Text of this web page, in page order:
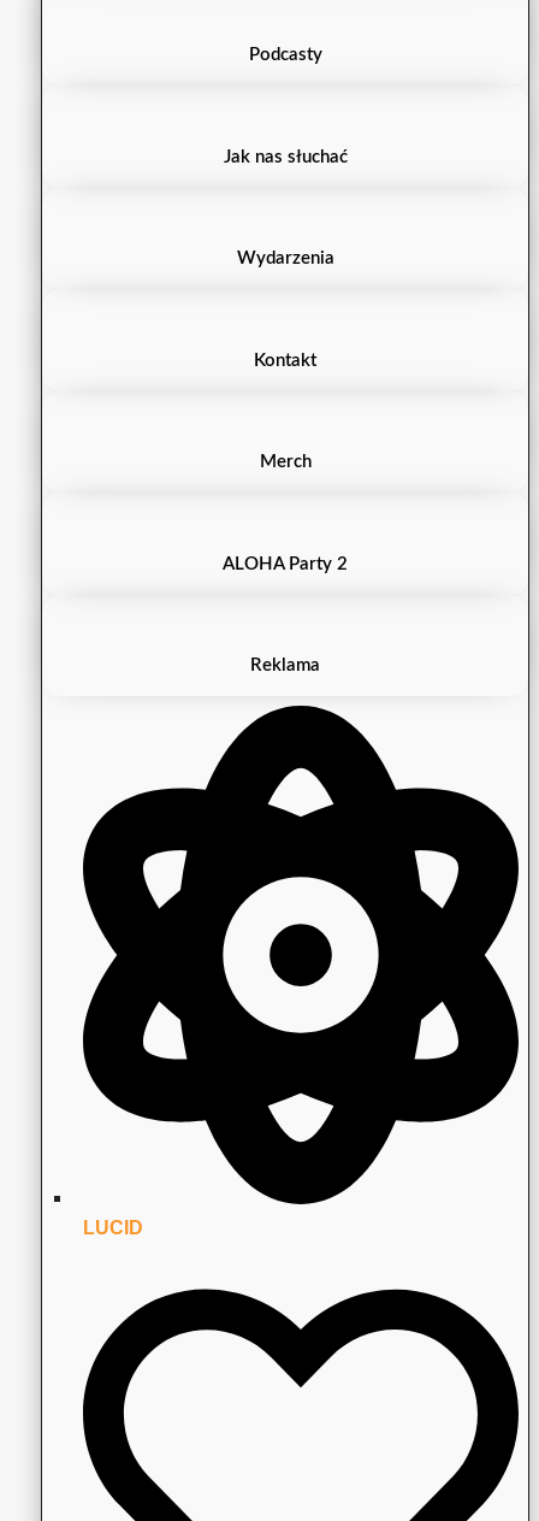
Podcasty
Jak nas słuchać
Wydarzenia
Kontakt
Merch
ALOHA Party 2
Reklama
LUCID